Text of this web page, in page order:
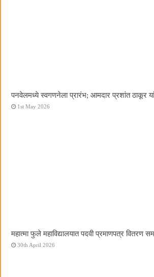
पनवेलमध्ये स्वगणनेला प्रारंभ; आमदार प्रशांत ठाकूर
1st May 2026
महात्मा फुले महाविद्यालयात पदवी प्रमाणपत्र वितरण
30th April 2026